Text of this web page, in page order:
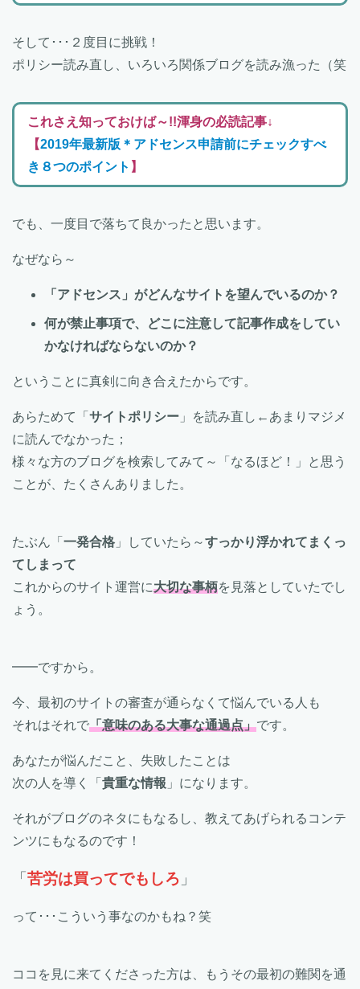
そして･･･２度目に挑戦！
ポリシー読み直し、いろいろ関係ブログを読み漁った（笑
これさえ知っておけば～!!渾身の必読記事↓
【2019年最新版＊アドセンス申請前にチェックすべ
き８つのポイント 】
でも、一度目で落ちて良かったと思います。
なぜなら～
「アドセンス」がどんなサイトを望んでいるのか？
何が禁止事項で、どこに注意して記事作成をしてい
かなければならないのか？
ということに真剣に向き合えたからです。
あらためて「 サイトポリシー 」を読み直し←あまりマジメ
に読んでなかった；
様々な方のブログを検索してみて～「なるほど！」と思う
ことが、たくさんありました。
たぶん「 一発合格 」していたら～すっかり浮かれてまくっ
てしまって
これからのサイト運営に大切な事柄を見落としていたでし
ょう。
━━ですから。
今、最初のサイトの審査が通らなくて悩んでいる人も
それはそれで「意味のある大事な通過点」です。
あなたが悩んだこと、失敗したことは
次の人を導く「 貴重な情報 」になります。
それがブログのネタにもなるし、教えてあげられるコンテ
ンツにもなるのです！
「 苦労は買ってでもしろ 」
って･･･こういう事なのかもね？笑
ココを見に来てくださった方は、もうその最初の難関を通